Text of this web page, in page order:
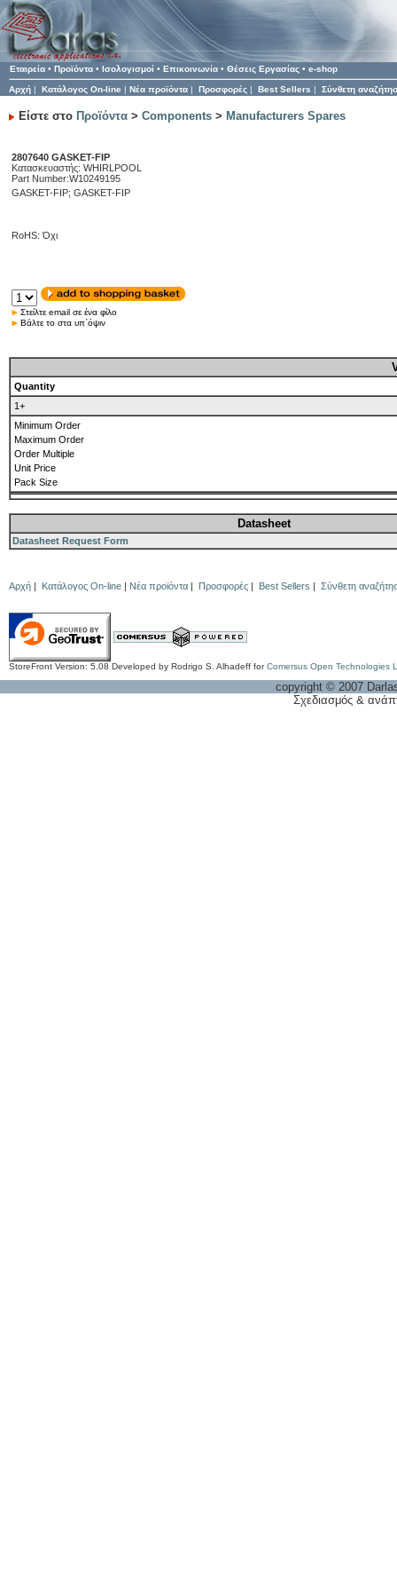
Εταιρεία • Προϊόντα • Ισολογισμοί • Επικοινωνία • Θέσεις Εργασίας • e-shop
Αρχή | Κατάλογος On-line | Νέα προϊόντα | Προσφορές | Best Sellers | Σύνθετη
Είστε στο Προϊόντα > Components > Manufacturers Spares
2807640 GASKET-FIP
Κατασκευαστής: WHIRLPOOL
Part Number:W10249195
GASKET-FIP; GASKET-FIP
RoHS: Όχι
Στείλτε email σε ένα φίλο
Βάλτε το στα υπ΄όψιν
Quantity
1+
Minimum Order
Maximum Order
Order Multiple
Unit Price
Pack Size
Datasheet
Datasheet Request Form
Αρχή Κατάλογος On-line Νέα προϊόντα Προσφορές Best Sellers Σύνθετη
StoreFront Version: 5.08 Developed by Rodrigo S. Alhadeff forComersus Open Technologies
copyright © 2007
Σχεδιασμός &